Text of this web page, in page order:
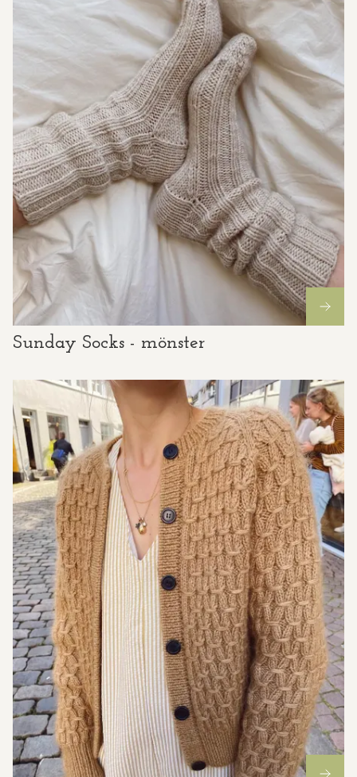
Sunday Socks - mönster